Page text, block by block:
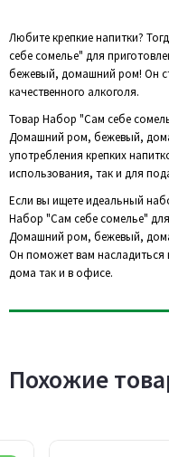
Любите крепкие напитки?
себе сомелье" для
бежевый, домашний ром! Он
качественного алкоголя.
Товар Набор "Сам себе
Домашний ром, бежевый,
употребления крепких
использования, так и для
Если вы ищете идеальный
Набор "Сам себе сомелье"
Домашний ром, бежевый,
Он поможет вам
дома так и в офисе.
Похожие